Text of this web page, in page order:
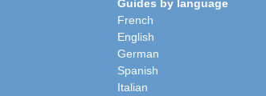
Guides by language
French
English
German
Spanish
Italian